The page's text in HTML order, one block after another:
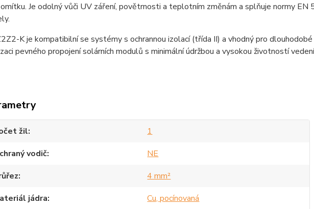
Je odolný vůči UV záření, povětrnosti a teplotním změnám a splňuje normy
K je kompatibilní se systémy s ochrannou izolací (třída II) a vhodný pro
pevného propojení solárních modulů s minimální údržbou a vysokou životností
žil
1
vodič
NE
4 mm²
jádra
Cu, pocínovaná